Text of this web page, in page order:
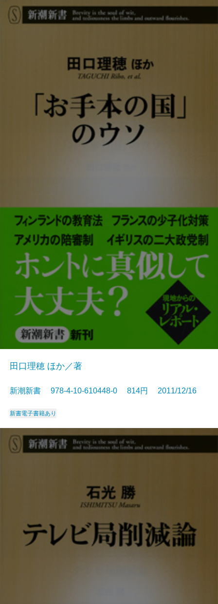
田口理穂 ほか／著
新潮新書 978-4-10-610448-0 814円 2011/12/16
新書電子書籍あり